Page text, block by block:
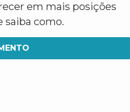
em mais posições
saiba como.